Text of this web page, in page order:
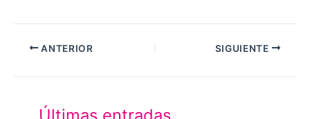
ANTERIOR SIGUIENTE